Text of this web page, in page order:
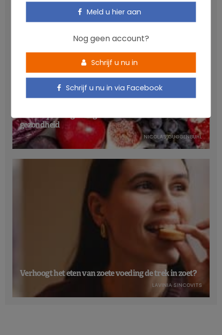
Anthocyanen: gunstig voor de cardiometabole
gezondheid
NICOLAS GUGGENBÜHL
Verhoogt het eten van zoete voeding de trek in zoet?
LAVINIA SINCOVITS
Meld u hier aan
Nog geen account?
Schrijf u nu in
Schrijf u nu in via Facebook